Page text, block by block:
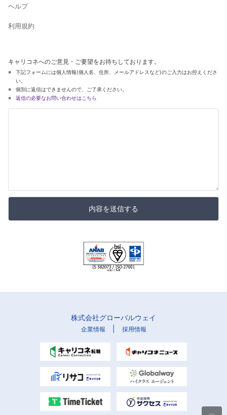
ヘルプ
利用規約
キャリコネへのご意見・ご要望をお待ちしております。
下記フォームには個人情報(個人名、住所、メールアドレスなど)のご入力はお控えくださ
い。
個別に返信はできませんので、ご了承ください。
返信の必要なお問い合わせはこちら
内容を送信する
株式会社グローバルウェイ
企業情報 採用情報